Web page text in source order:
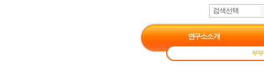
검색선택
연구소소개
부